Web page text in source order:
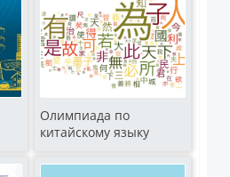
Олимпиада по
китайскому языку